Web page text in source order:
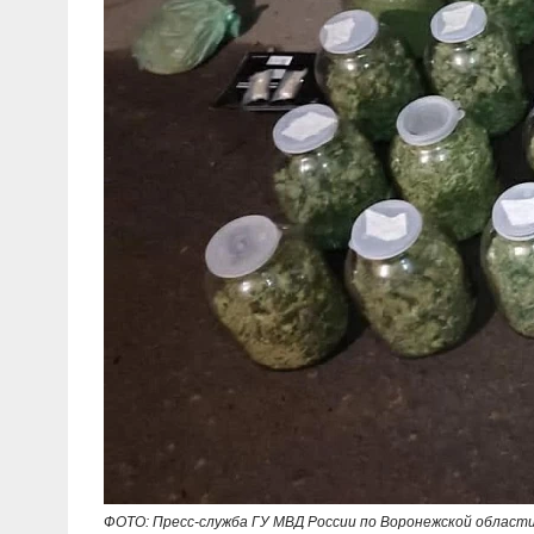
ФОТО: Пресс-служба ГУ МВД России по Воронежской